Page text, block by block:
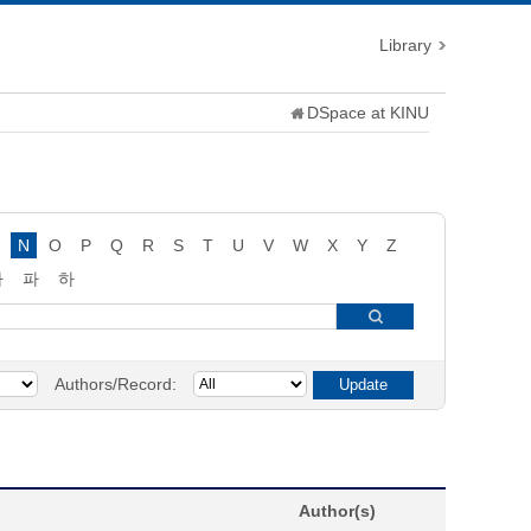
Library
DSpace at KINU
N O P Q R S T U V W X Y
Z
파
하
Authors/Record:
Author(s)